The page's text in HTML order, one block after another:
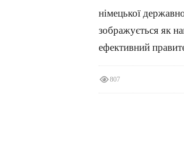
німецької
зображується як
ефективний
807